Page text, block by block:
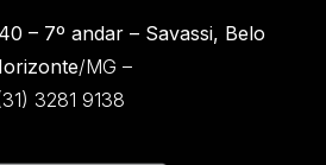
– 7º andar – Savassi, Belo
/MG –
3281 9138